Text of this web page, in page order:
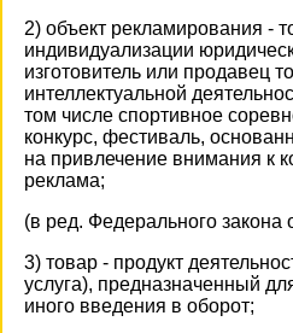
2) объект рекламирования -
индивидуализации
изготовитель или продавец
интеллектуальной
том числе спортивное
конкурс, фестиваль,
на привлечение внимания к
реклама;
(в ред. Федерального
3) товар - продукт
услуга), предназначенный
иного введения в оборот;